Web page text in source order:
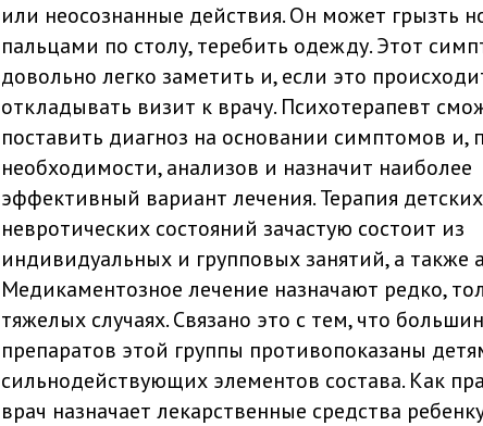
или неосознанные действия. Он может грызть
пальцами по столу, теребить одежду. Этот
довольно легко заметить и, если это
откладывать визит к врачу. Психотерапевт
поставить диагноз на основании симптомов и,
необходимости, анализов и назначит наиболее
эффективный вариант лечения. Терапия детских
невротических состояний зачастую состоит из
индивидуальных и групповых занятий, а также
Медикаментозное лечение назначают редко,
тяжелых случаях. Связано это с тем, что
препаратов этой группы противопоказаны
сильнодействующих элементов состава. Как
врач назначает лекарственные средства